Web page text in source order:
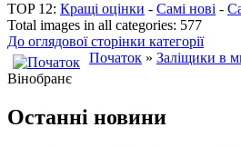
TOP 12: Кращі оцінки - Самі нові -
Total images in all categories: 577
До оглядової сторінки категорії
Початок » Заліщики в
Вінобранє
Останні новини